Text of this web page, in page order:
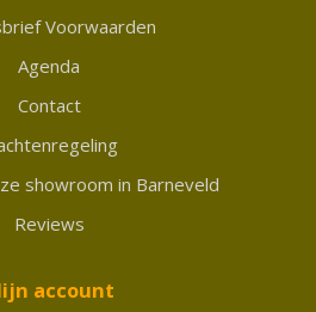
Voorwaarden
Agenda
Contact
showroom in Barneveld
Reviews
account